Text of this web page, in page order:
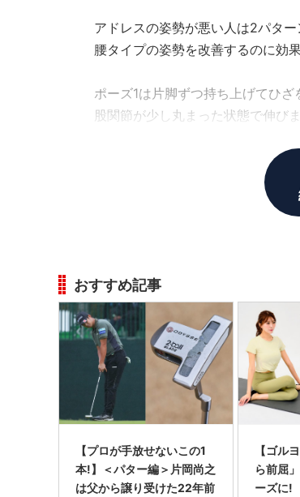
アドレスの姿勢が悪い人は2パタ
腰タイプの姿勢を改善するのに効
ポーズ1は片脚ずつ持ち上げてひ
股関節が少し丸まった状態で伸び
おすすめ記事
【プロが手放せないこの1
本!】＜パター編＞片岡尚之
は父から譲り受けた22年前
【ゴル
ら前屈
ーズに!